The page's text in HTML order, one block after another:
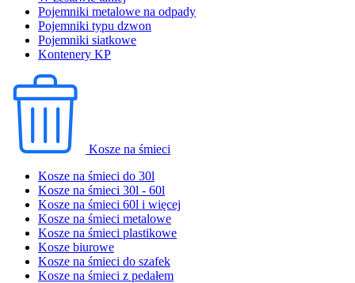
Pojemniki metalowe na odpady
Pojemniki typu dzwon
Pojemniki siatkowe
Kontenery KP
Kosze na śmieci
Kosze na śmieci do 30l
Kosze na śmieci 30l - 60l
Kosze na śmieci 60l i więcej
Kosze na śmieci metalowe
Kosze na śmieci plastikowe
Kosze biurowe
Kosze na śmieci do szafek
Kosze na śmieci z pedałem